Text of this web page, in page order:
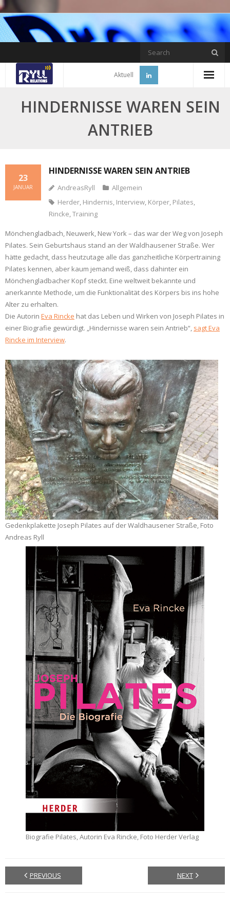
Skip
to
content
Aktuell
HINDERNISSE WAREN SEIN
ANTRIEB
HINDERNISSE WAREN SEIN ANTRIEB
23
JANUAR AndreasRyll
Allgemein
Herder, Hindernis, Interview, Körper, Pilates,
Rincke,Training
Mönchengladbach, Neuwerk, New York – das war der Weg von Joseph
Pilates. Sein Geburtshaus stand an der Waldhausener Straße. Wer
hätte gedacht, dass heutzutage alle das ganzheitliche Körpertraining
Pilates kennen, aber kaum jemand weiß, dass dahinter ein
Mönchengladbacher Kopf steckt. Eine weltweit bekannte und
anerkannte Methode, um die Funktionalität des Körpers bis ins hohe
Alter zu erhalten.
Die Autorin Eva Rincke hat das Leben und Wirken von Joseph Pilates in
einer Biografie gewürdigt. „Hindernisse waren sein Antrieb“, sagt Eva
Rincke im Interview.
Gedenkplakette Joseph Pilates auf der Waldhausener Straße, Foto
Andreas Ryll
Biografie Pilates, Autorin Eva Rincke, Foto Herder Verlag
PREVIOUS NEXT